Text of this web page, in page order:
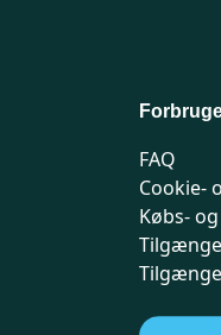
FAQ
Cookie-
Købs-